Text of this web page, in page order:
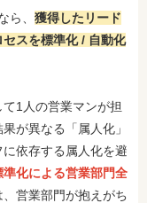
ら、 獲得したリード
スを標準化 / 自動化
1人の営業マンが担
が異なる「属人化」
依存する属人化を避
準化による営業部門全
営業部門が抱えがち